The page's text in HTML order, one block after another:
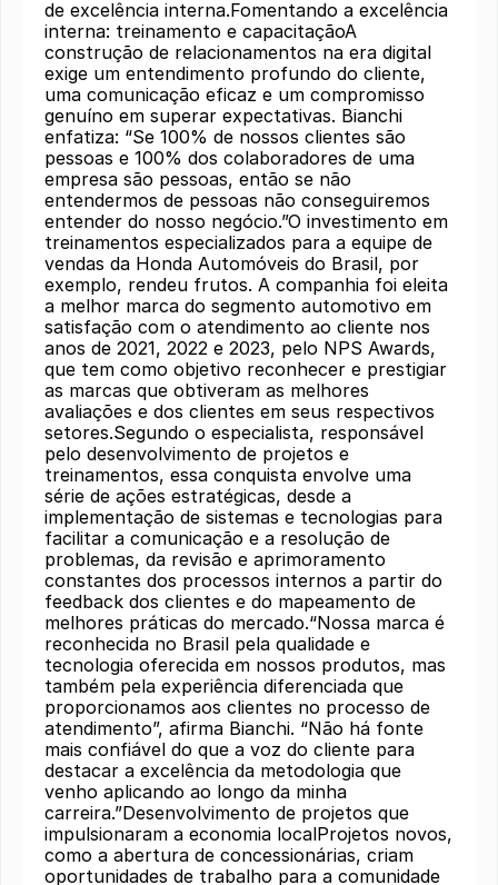
de excelência interna.Fomentando a excelência
interna: treinamento e capacitaçãoA
construção de relacionamentos na era digital
exige um entendimento profundo do cliente,
uma comunicação eficaz e um compromisso
genuíno em superar expectativas. Bianchi
enfatiza: “Se 100% de nossos clientes são
pessoas e 100% dos colaboradores de uma
empresa são pessoas, então se não
entendermos de pessoas não conseguiremos
entender do nosso negócio.”O investimento em
treinamentos especializados para a equipe de
vendas da Honda Automóveis do Brasil, por
exemplo, rendeu frutos. A companhia foi eleita
a melhor marca do segmento automotivo em
satisfação com o atendimento ao cliente nos
anos de 2021, 2022 e 2023, pelo NPS Awards,
que tem como objetivo reconhecer e prestigiar
as marcas que obtiveram as melhores
avaliações e dos clientes em seus respectivos
setores.Segundo o especialista, responsável
pelo desenvolvimento de projetos e
treinamentos, essa conquista envolve uma
série de ações estratégicas, desde a
implementação de sistemas e tecnologias para
facilitar a comunicação e a resolução de
problemas, da revisão e aprimoramento
constantes dos processos internos a partir do
feedback dos clientes e do mapeamento de
melhores práticas do mercado.“Nossa marca é
reconhecida no Brasil pela qualidade e
tecnologia oferecida em nossos produtos, mas
também pela experiência diferenciada que
proporcionamos aos clientes no processo de
atendimento”, afirma Bianchi. “Não há fonte
mais confiável do que a voz do cliente para
destacar a excelência da metodologia que
venho aplicando ao longo da minha
carreira.”Desenvolvimento de projetos que
impulsionaram a economia localProjetos novos,
como a abertura de concessionárias, criam
oportunidades de trabalho para a comunidade